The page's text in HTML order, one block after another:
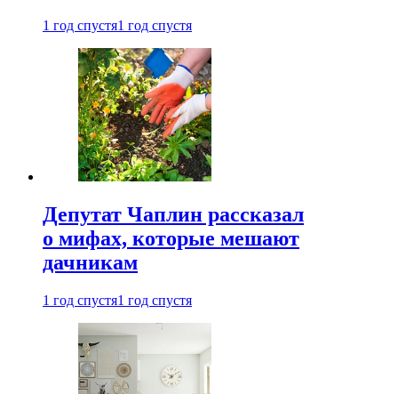
1 год спустя1 год спустя
Депутат Чаплин рассказал
о мифах, которые мешают
дачникам
1 год спустя1 год спустя